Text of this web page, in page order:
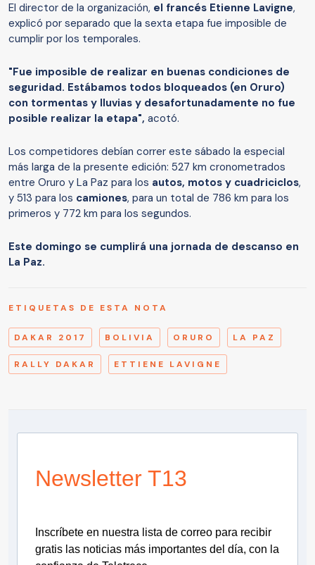
El director de la organización, el francés Etienne Lavigne,
explicó por separado que la sexta etapa fue imposible de
cumplir por los temporales.
"Fue imposible de realizar en buenas condiciones de
seguridad. Estábamos todos bloqueados (en Oruro)
con tormentas y lluvias y desafortunadamente no fue
posible realizar la etapa", acotó.
Los competidores debían correr este sábado la especial
más larga de la presente edición: 527 km cronometrados
entre Oruro y La Paz para los autos, motos y cuadriciclos,
y 513 para los camiones, para un total de 786 km para los
primeros y 772 km para los segundos.
Este domingo se cumplirá una jornada de descanso en
La Paz.
ETIQUETAS DE ESTA NOTA
DAKAR 2017 BOLIVIA ORURO LA PAZ
RALLY DAKAR ETTIENE LAVIGNE
Newsletter T13
Inscríbete en nuestra lista de correo para recibir
gratis las noticias más importantes del día, con la